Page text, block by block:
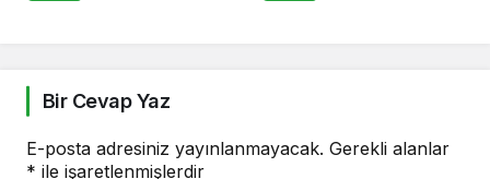
Bir Cevap Yaz
E-posta adresiniz yayınlanmayacak. Gerekli alanlar
* ile işaretlenmişlerdir